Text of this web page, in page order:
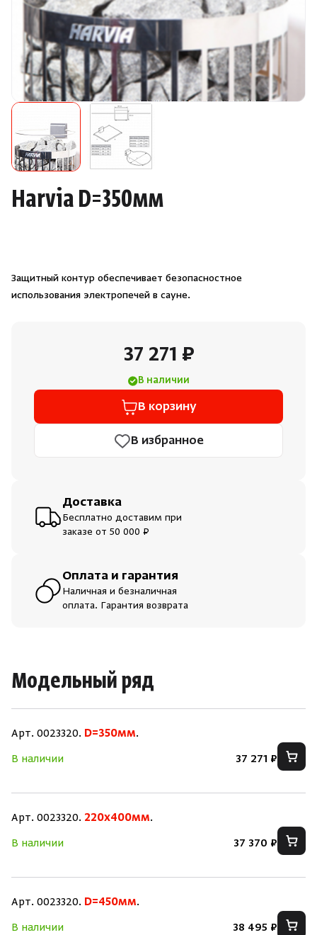
Камни для печей
Аксессуары
Комплектующие
Запчасти
Отопление
Для хаммама
Ароматы
Инфракрасные сауны
Harvia D=350мм
Защитный контур обеспечивает безопасностное
использования электропечей в сауне.
37 271 ₽
В наличии
В корзину
В избранное
Доставка
Бесплатно доставим при
заказе от 50 000 ₽
Оплата и гарантия
Наличная и безналичная
оплата. Гарантия возврата
Модельный ряд
Арт. 0023320. D=350мм.
В наличии
37 271 ₽
Арт. 0023320. 220x400мм.
В наличии
37 370 ₽
Арт. 0023320. D=450мм.
В наличии
38 495 ₽